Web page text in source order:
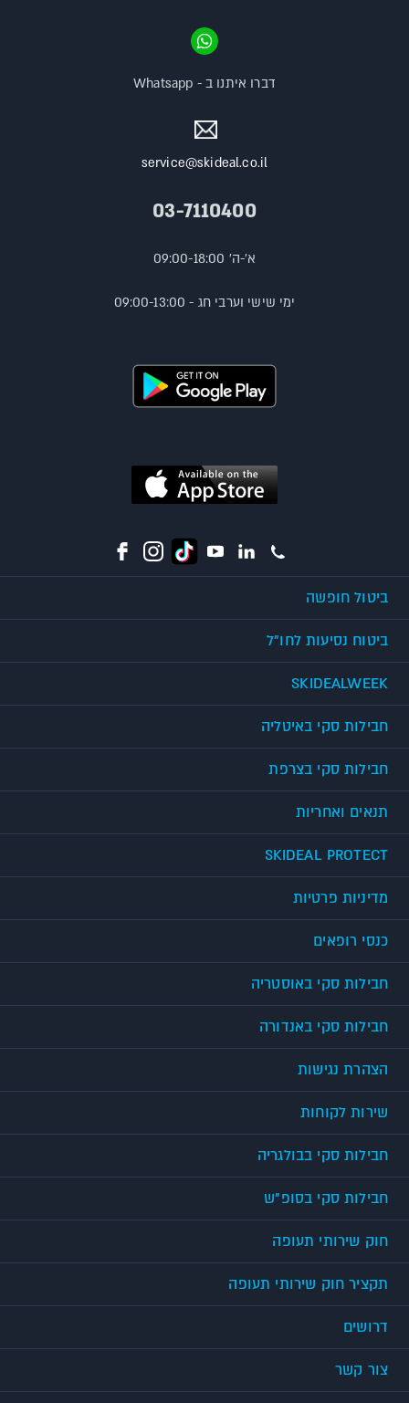
service@skideal.co.il
03-7110400
א'-ה' 09:00-18:00
ימי שישי וערבי חג - 09:00-13:00
דברו איתנו ב - Whatsapp
ביטול חופשה
ביטוח נסיעות לחו"ל
SKIDEALWEEK
חבילות סקי באיטליה
חבילות סקי בצרפת
תנאים ואחריות
SKIDEAL PROTECT
מדיניות פרטיות
כנסי רופאים
חבילות סקי באוסטריה
חבילות סקי באנדורה
הצהרת נגישות
שירות לקוחות
חבילות סקי בבולגריה
חבילות סקי בסופ"ש
חוק שירותי תעופה
תקציר חוק שירותי תעופה
דרושים
צור קשר